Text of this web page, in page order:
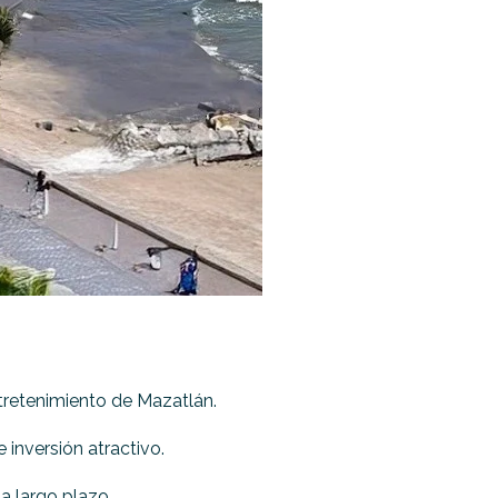
de Mazatlán.
inversión atractivo.